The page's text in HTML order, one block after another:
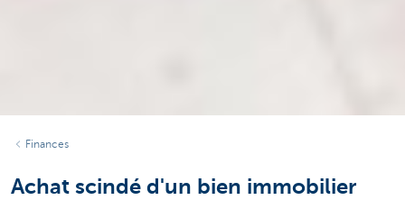
Finances
Achat scindé d'un bien immobilier